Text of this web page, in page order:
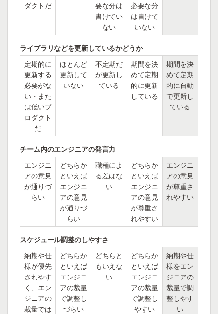
ダクトだ
要な分は
書けてい
ない
必要な分
は書けて
いない
ライブラリなどを更新しているかどうか
定期的に
更新する
必要がな
い・また
は低いプ
ロダクト
だ
ほとんど
更新して
いない
不定期だ
が更新し
ている
期間を決
めて定期
的に更新
している
期間を決
めて定期
的に自動
で更新し
ている
チーム内のエンジニアの発言力
エンジニ
アの意見
が通りづ
らい
どちらか
といえば
エンジニ
アの意見
が通りづ
らい
職種によ
る差はな
い
どちらか
といえば
エンジニ
アの意見
が尊重さ
れやすい
エンジニ
アの意見
が尊重さ
れやすい
スケジュール調整のしやすさ
納期や仕
様が優先
されやす
く、エン
ジニアの
裁量では
どちらか
といえば
エンジニ
アの裁量
で調整し
づらい
どちらと
もいえな
い
どちらか
といえば
エンジニ
アの裁量
で調整し
やすい
納期や仕
様をエン
ジニアの
裁量で調
整しやす
い